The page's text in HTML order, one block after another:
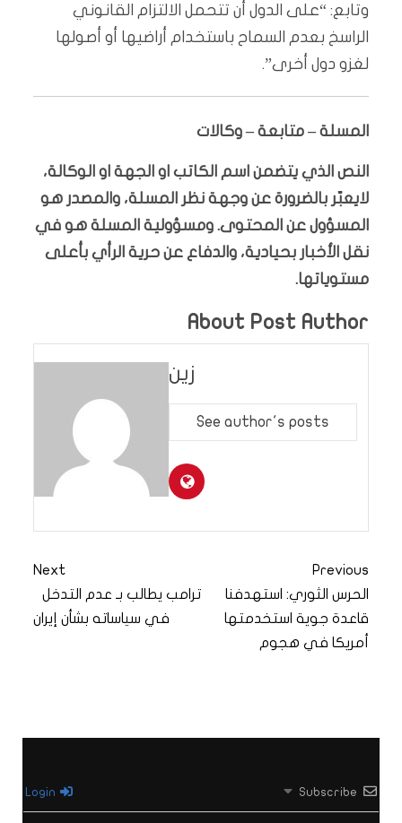
وتابع: “على الدول أن تتحمل الالتزام القانوني
الراسخ بعدم السماح باستخدام أراضيها أو أصولها
لغزو دول أخرى”.
المسلة – متابعة – وكالات
النص الذي يتضمن اسم الكاتب او الجهة او الوكالة،
لايعبّر بالضرورة عن وجهة نظر المسلة، والمصدر هو
المسؤول عن المحتوى. ومسؤولية المسلة هو في
نقل الأخبار بحيادية، والدفاع عن حرية الرأي بأعلى
مستوياتها.
About Post Author
زين
See author's posts
Previous
الحرس الثوري: استهدفنا
قاعدة جوية استخدمتها
أمريكا في هجوم
Next
ترامب يطالب بـ عدم التدخل
في سياساته بشأن إيران
Subscribe